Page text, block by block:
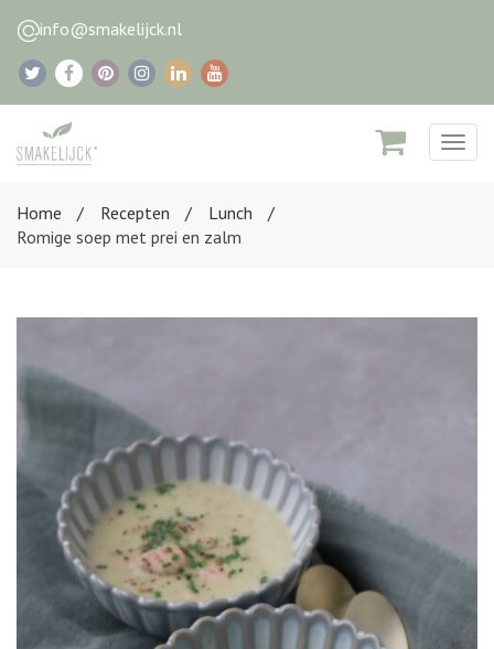
info@smakelijck.nl
Home
Recepten
Lunch
Romige soep met prei en zalm